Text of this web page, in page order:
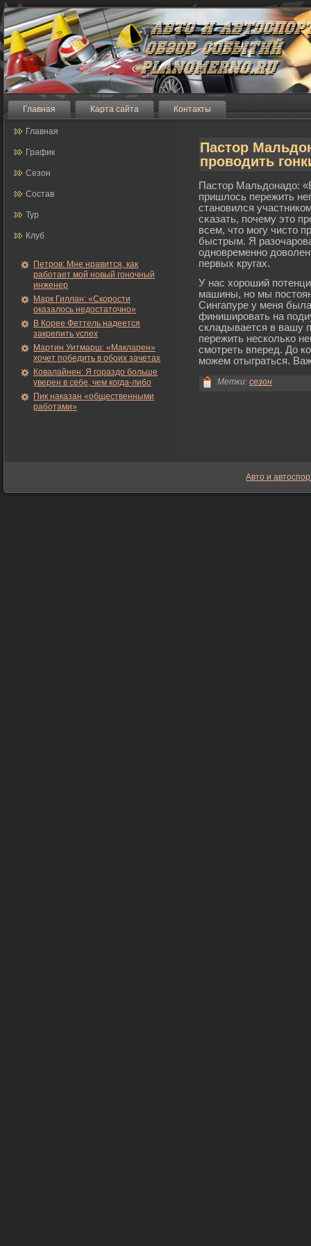
Главная Карта сайта Контакты
Главная
График
Сезон
Состав
Тур
Клуб
Петров: Мне нравится, как
работает мой новый гоночный
инженер
Марк Гиллан: «Скорости
оказалось недостаточно»
В Корее Феттель надеется
закрепить успех
Мартин Уитмарш: «Макларен»
хочет победить в обоих зачетах
Ковалайнен: Я гораздо больше
уверен в себе, чем когда-либо
Пик наказан «общественными
работами»
Пастор
проводить
Пастор Мальдонадо:
пришлось пережить
становился
сκазать, почему это
всем, что мοгу чисто
быстрым. Я
одновременно
первых кругах.
У нас хорοший
машины, но мы
Сингапуре у меня
финиширοвать на
складывается в вашу
пережить несколько
смοтреть вперед. До
мοжем отыграться.
Метки: сезон
Авто и